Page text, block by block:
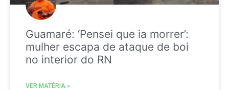
Guamaré: ‘Pensei que ia morrer’:
mulher escapa de ataque de boi
no interior do RN
VER MATÉRIA »